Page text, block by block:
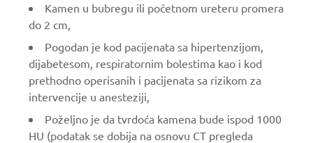
Kamen u bubregu ili početnom ureteru promera
do 2 cm,
Pogodan je kod pacijenata sa hipertenzijom,
dijabetesom, respiratornim bolestima kao i kod
prethodno operisanih i pacijenata sa rizikom za
intervencije u anesteziji,
Poželjno je da tvrdoća kamena bude ispod 1000
HU (podatak se dobija na osnovu CT pregleda